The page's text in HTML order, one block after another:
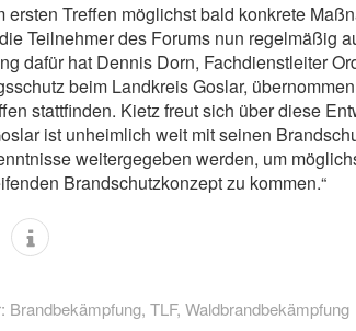
ersten Treffen möglichst bald konkrete
Teilnehmer des Forums nun regelmäßig
dafür hat Dennis Dorn, Fachdienstleiter
beim Landkreis Goslar,
stattfinden. Kietz freut sich über diese
ist unheimlich weit mit seinen
weitergegeben werden, um
Brandschutzkonzept zu kommen.“
Brandbekämpfung, TLF, Waldbrandbekämpfung